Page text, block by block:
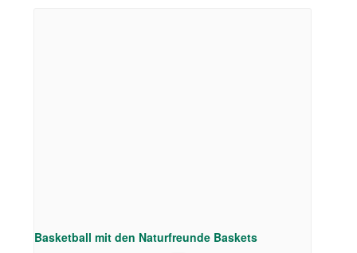
Basketball mit den Naturfreunde Baskets